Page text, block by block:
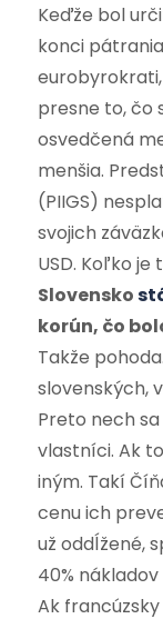
Keďže bol
konci
presne to, čo
osvedčená
menšia.
(PIIGS)
svojich
USD. Koľko je
Slovensko
korún, čo
Takže
slovenských,
Preto nech
vlastníci. Ak
iným. Takí
cenu ich
už oddĺžené,
40%
Ak